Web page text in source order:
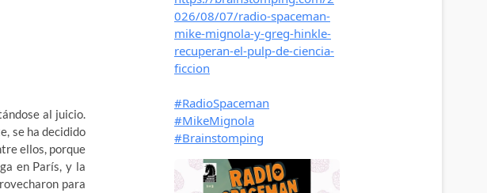
al juicio.
se ha decidido
ellos, porque
en París, y la
para